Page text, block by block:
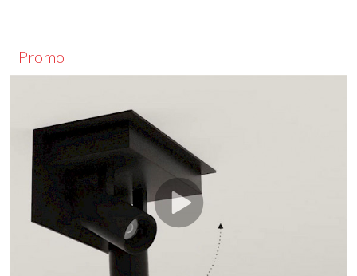
Promo